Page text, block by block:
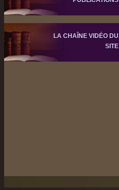
LA CHAÎNE VIDÉO DU
SITE